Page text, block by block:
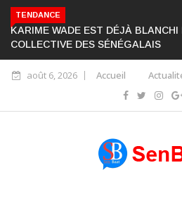
TENDANCE
KARIME WADE EST DÉJÀ BLANCHI
COLLECTIVE DES SÉNÉGALAIS
août 6, 2026 Accueil